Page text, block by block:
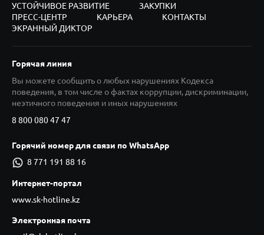
УСТОЙЧИВОЕ РАЗВИТИЕ
ЗАКУПКИ
ПРЕСС-ЦЕНТР
КАРЬЕРА
КОНТАКТЫ
ЭКРАННЫЙ ДИКТОР
Горячая линия
Вы можете сообщить о любых нарушениях Кодекса
поведения, в том числе о фактах коррупции, дискриминации,
неэтичного поведения и иных нарушениях
8 800 080 47 47
Горячий номер для связи по WhatsApp
8 771 191 88 16
Интернет-портал
www.sk-hotline.kz
Электронная почта